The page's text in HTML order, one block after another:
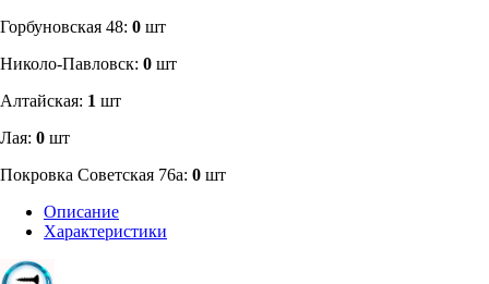
​Горбуновская 48: 0 шт
​Николо-Павловск: 0 шт
Алтайская: 1 шт
Лая: 0 шт
Покровка Советская 76а: 0 шт
Описание
Характеристики